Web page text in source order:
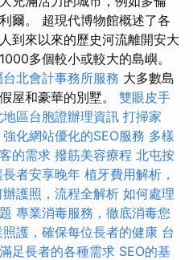
爾。 超現代博物館概述了各
到來以來的歷史河流離開安大
多個較小或較大的島嶼。
台北會計事務所服務 大多數島
屋和豪華的別墅。 雙眼皮手
地區台胞證辦理資訊 打掃家
強化網站優化的SEO服務 多樣
的需求 撥筋美容療程 北屯按
者安享晚年 植牙費用解析，
辦護照，流程全解析 如何處理
專業消毒服務，徹底消毒您
護，確保每位長者的健康 台
足長者的各種需求 SEO的基